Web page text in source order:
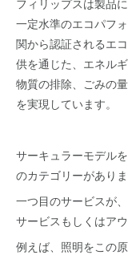
フィリップスは製品
一定水準のエコパフ
関から認証されるエ
供を通じた、エネル
物質の排除、ごみの
を実現しています。
サーキュラーモデル
のカテゴリーがありま
一つ目のサービスが
サービスもしくはア
例えば、照明をこの